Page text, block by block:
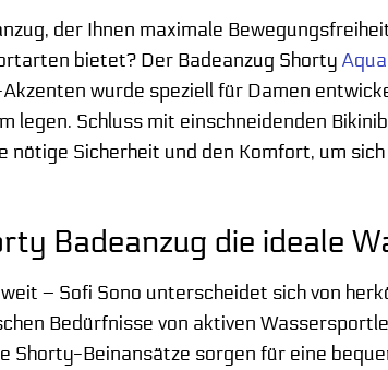
der Ihnen maximale
bietet? Der Badeanzug Shorty
wurde speziell für Damen
legen. Schluss mit einschneidenden
Sicherheit und den Komfort, um sich
Badeanzug die ideale
– Sofi Sono unterscheidet sich von
Bedürfnisse von aktiven
Shorty-Beinansätze sorgen für eine